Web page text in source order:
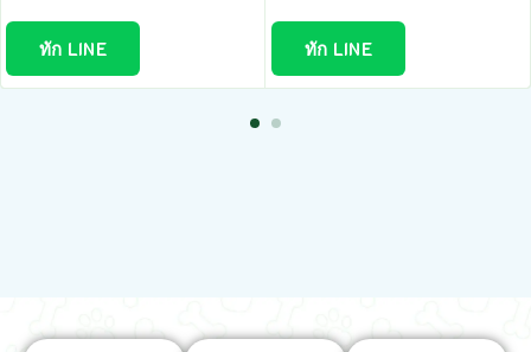
ทัก LINE ทัก LINE